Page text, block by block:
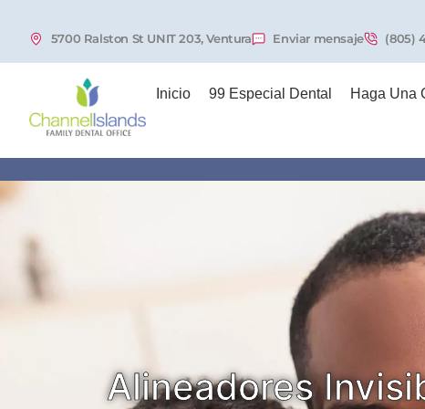
5700 Ralston St UNIT 203, Ventura Enviar mensaje (805)
Inicio 99 Especial Dental Haga Una
Alineadores